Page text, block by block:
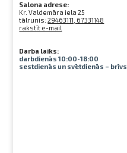
Salona adrese:
Kr. Valdemāra iela 25
tālrunis:29463111, 67331148
rakstīt e-mail
Darba laiks:
darbdienās 10:00-18:00
sestdienās un svētdienās – brīvs